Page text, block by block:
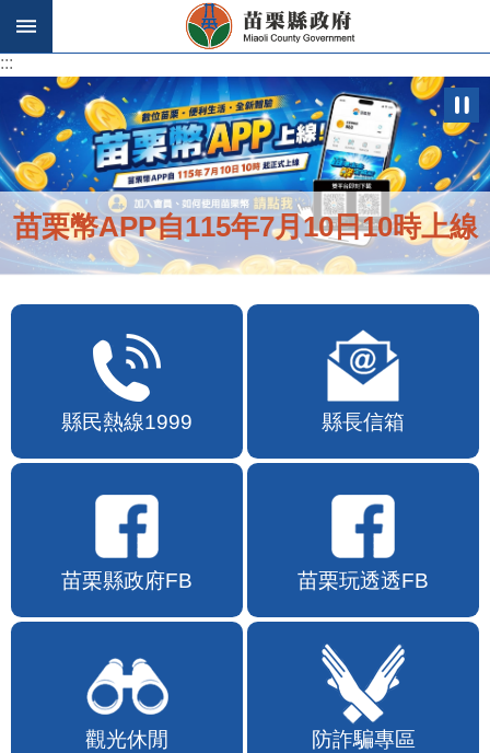
跳到主要內容區塊
:::
苗栗幣APP自115年7月10日10時上線
縣民熱線1999 縣長信箱
苗栗縣政府FB 苗栗玩透透FB
觀光休閒 防詐騙專區